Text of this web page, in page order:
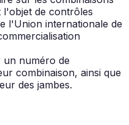
de contrôles
l'Union internationale de
un numéro de
combinaison, ainsi que
des jambes.